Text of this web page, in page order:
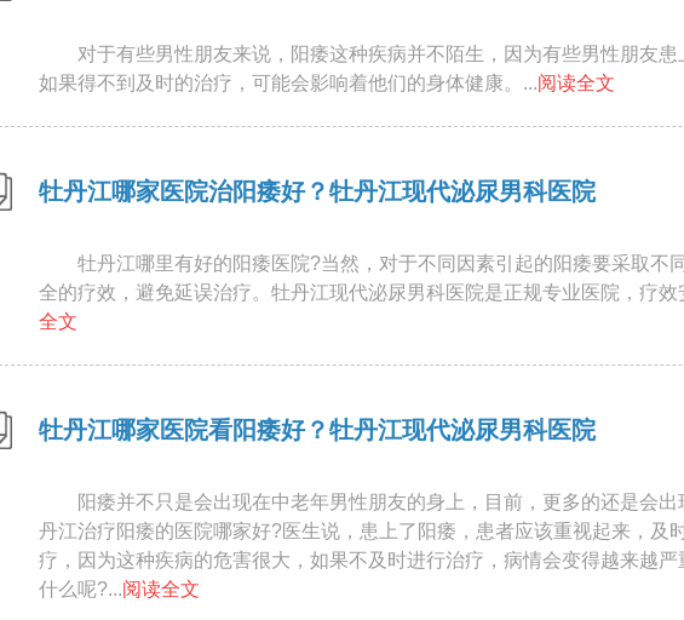
对于有些男性朋友来说，阳痿这种疾病并不陌生，因为有些男性朋友
如果得不到及时的治疗，可能会影响着他们的身体健康。...阅读全文
牡丹江哪家医院治阳痿好？牡丹江现代泌尿男科医院
牡丹江哪里有好的阳痿医院?当然，对于不同因素引起的阳痿要采取不
全的疗效，避免延误治疗。牡丹江现代泌尿男科医院是正规专业医院，疗效
全文
牡丹江哪家医院看阳痿好？牡丹江现代泌尿男科医院
阳痿并不只是会出现在中老年男性朋友的身上，目前，更多的还是会
丹江治疗阳痿的医院哪家好?医生说，患上了阳痿，患者应该重视起来，及
疗，因为这种疾病的危害很大，如果不及时进行治疗，病情会变得越来越
什么呢?...阅读全文